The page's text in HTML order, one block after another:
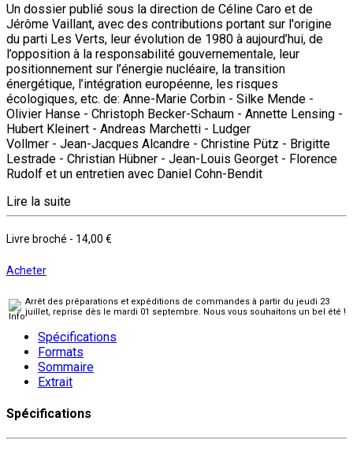
Un dossier publié sous la direction de Céline Caro et de
Jérôme Vaillant, avec des contributions portant sur l'origine
du parti Les Verts, leur évolution de 1980 à aujourd’hui, de
l’opposition à la responsabilité gouvernementale, leur
positionnement sur l’énergie nucléaire, la transition
énergétique, l’intégration européenne, les risques
écologiques, etc. de: Anne-Marie Corbin - Silke Mende -
Olivier Hanse - Christoph Becker-Schaum - Annette Lensing -
Hubert Kleinert - Andreas Marchetti - Ludger
Vollmer - Jean-Jacques Alcandre - Christine Pütz - Brigitte
Lestrade - Christian Hübner - Jean-Louis Georget - Florence
Rudolf et un entretien avec Daniel Cohn-Bendit
Lire la suite
Livre broché - 14,00 €
Acheter
Arrêt des préparations et expéditions de commandes à partir du jeudi 23
juillet, reprise dès le mardi 01 septembre. Nous vous souhaitons un bel été !
Spécifications
Formats
Sommaire
Extrait
Spécifications